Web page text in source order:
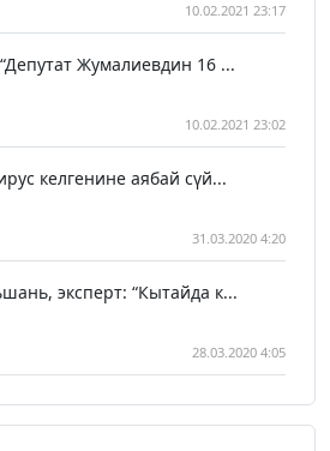
10.02.2021 23:17
Жумалиевдин 16 ...
10.02.2021 23:02
келгенине аябай сүй...
31.03.2020 4:20
эксперт: “Кытайда к...
28.03.2020 4:05